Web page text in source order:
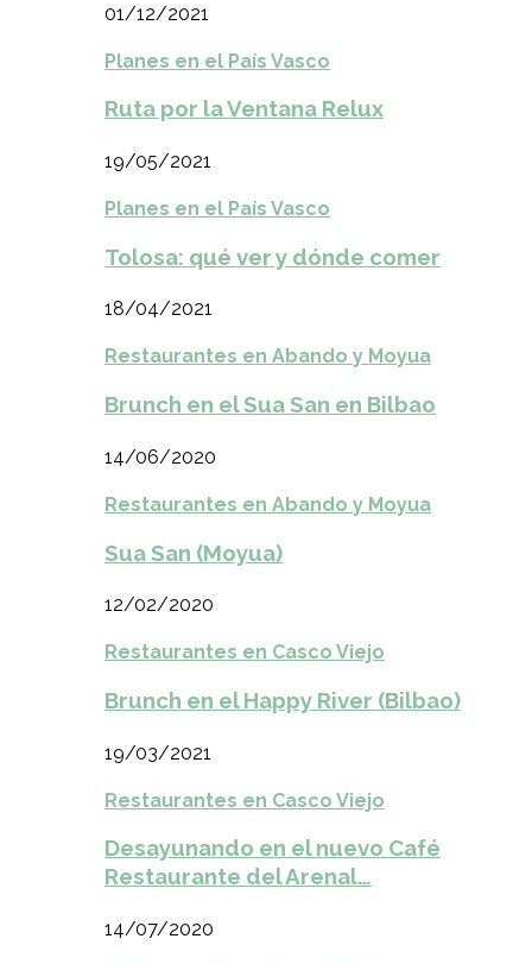
01/12/2021
Planes en el País Vasco
Ruta por la Ventana Relux
19/05/2021
Planes en el País Vasco
Tolosa: qué ver y dónde comer
18/04/2021
Restaurantes en Abando y Moyua
Brunch en el Sua San en Bilbao
14/06/2020
Restaurantes en Abando y Moyua
Sua San (Moyua)
12/02/2020
Restaurantes en Casco Viejo
Brunch en el Happy River (Bilbao)
19/03/2021
Restaurantes en Casco Viejo
Desayunando en el nuevo Café
Restaurante del Arenal…
14/07/2020